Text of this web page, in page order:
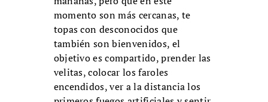
momento son más cercanas, te
topas con desconocidos que
también son bienvenidos, el
objetivo es compartido, prender las
velitas, colocar los faroles
encendidos, ver a la distancia los